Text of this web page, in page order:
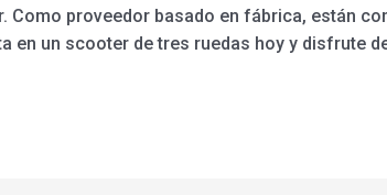
proveedor basado en fábrica, están
en un scooter de tres ruedas hoy y disfrute